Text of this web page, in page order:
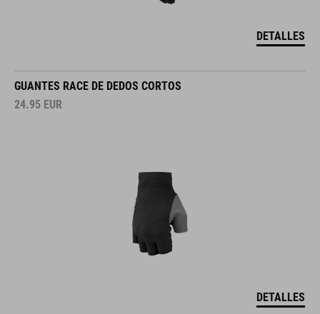
DETALLES
GUANTES RACE DE DEDOS CORTOS
24.95 EUR
DETALLES